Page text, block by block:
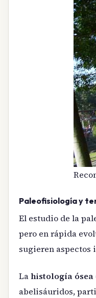
Paleofisiología y
El estudio de la
pero en rápida
sugieren aspectos
Lahistología ósea
abelisáuridos,